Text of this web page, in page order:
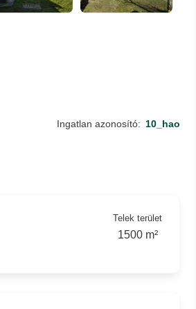
Ingatlan azonosító: 10_hao
Telek terület
1500 m²